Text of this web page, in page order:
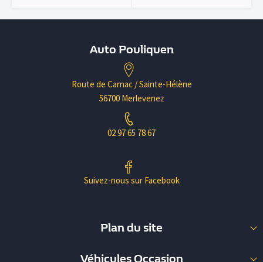
Plan du site
Véhicules Occasion
Auto Pouliquen
Route de Carnac / Sainte-Hélène
56700 Merlevenez
02 97 65 78 67
Suivez-nous sur Facebook